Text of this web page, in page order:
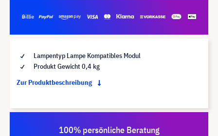
Lampentyp Lampe Kompatibles Modul
Produkt Gewicht 0,4 kg
Zur Produktbeschreibung
100% persönliche Beratung